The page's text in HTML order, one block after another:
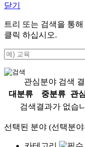
닫기
트리 또는 검색을 통
클릭 하십시오.
관심분야 검색
대분류
중분류
관
검색결과가 없습
선택된 분야 (선택분